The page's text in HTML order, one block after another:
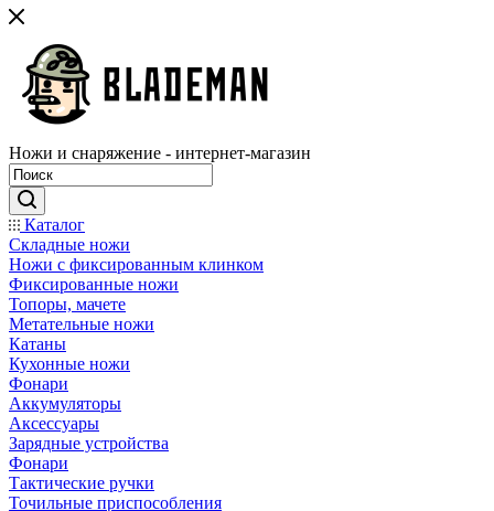
Ножи и снаряжение - интернет-магазин
Каталог
Складные ножи
Ножи с фиксированным клинком
Фиксированные ножи
Топоры, мачете
Метательные ножи
Катаны
Кухонные ножи
Фонари
Аккумуляторы
Аксессуары
Зарядные устройства
Фонари
Тактические ручки
Точильные приспособления